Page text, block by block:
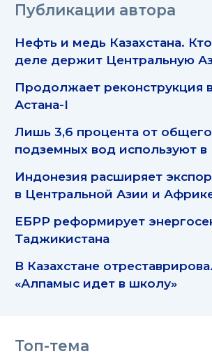
Публикации автора
Нефть и медь Казахстана.
деле держит Центральную
Продолжает реконструкция
Астана-I
Лишь 3,6 процента от
подземных вод используют в
Индонезия расширяет
в Центральной Азии и
ЕБРР реформирует
Таджикистана
В Казахстане
«Алпамыс идет в школу»
Топ-тема